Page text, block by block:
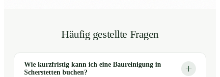
Häufig gestellte Fragen
Wie kurzfristig kann ich eine Baureinigung in
Scherstetten buchen?